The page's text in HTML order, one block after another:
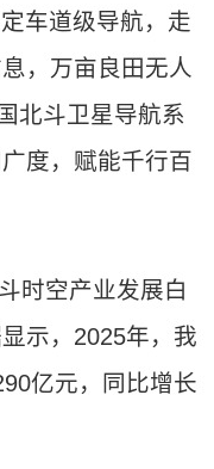
车道级导航，走
，万亩良田无人
北斗卫星导航系
度，赋能千行百
时空产业发展白
示，2025年，我
亿元，同比增长